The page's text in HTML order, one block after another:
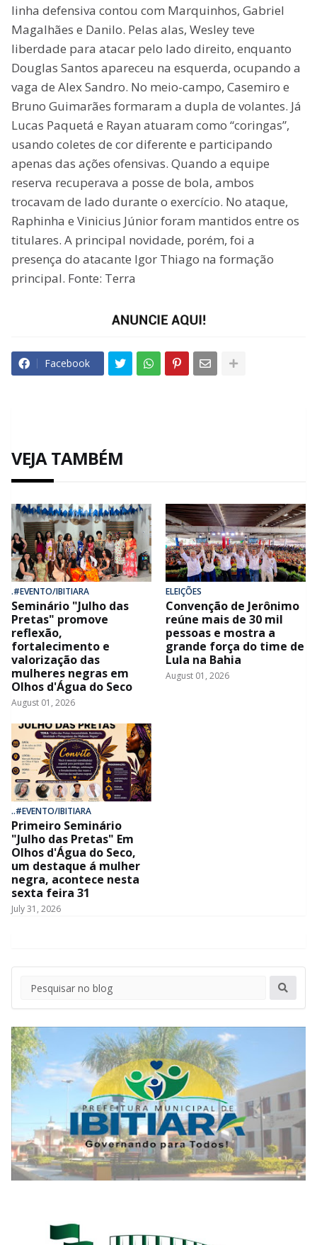
linha defensiva contou com Marquinhos, Gabriel
Magalhães e Danilo. Pelas alas, Wesley teve
liberdade para atacar pelo lado direito, enquanto
Douglas Santos apareceu na esquerda, ocupando a
vaga de Alex Sandro. No meio-campo, Casemiro e
Bruno Guimarães formaram a dupla de volantes. Já
Lucas Paquetá e Rayan atuaram como “coringas”,
usando coletes de cor diferente e participando
apenas das ações ofensivas. Quando a equipe
reserva recuperava a posse de bola, ambos
trocavam de lado durante o exercício. No ataque,
Raphinha e Vinicius Júnior foram mantidos entre os
titulares. A principal novidade, porém, foi a
presença do atacante Igor Thiago na formação
principal. Fonte: Terra
Facebook
VEJA TAMBÉM
.#EVENTO/IBITIARA
Seminário "Julho das
Pretas" promove
reflexão,
fortalecimento e
valorização das
mulheres negras em
Olhos d'Água do Seco
August 01, 2026
ELEIÇÕES
Convenção de Jerônimo
reúne mais de 30 mil
pessoas e mostra a
grande força do time de
Lula na Bahia
August 01, 2026
..#EVENTO/IBITIARA
Primeiro Seminário
"Julho das Pretas" Em
Olhos d'Água do Seco,
um destaque á mulher
negra, acontece nesta
sexta feira 31
July 31, 2026